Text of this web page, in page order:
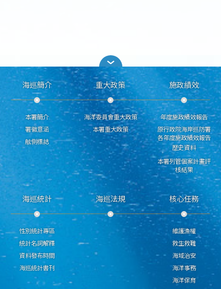
海巡簡介
本署簡介
署徽意涵
舷側標誌
重大政策
海洋委員會重大政策
本署重大政策
施政績效
年度施政績效報告
原行政院海岸巡防署
各年度施政績效報告
歷史資料
本署列管個案計畫評
核結果
海巡統計
性別統計專區
統計名詞解釋
資料發布時間
海巡統計書刊
海巡法規 核心任務
維護漁權
救生救難
海域治安
海洋事務
海洋保育